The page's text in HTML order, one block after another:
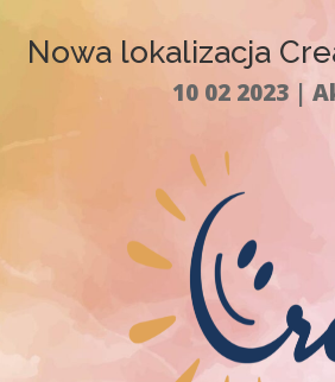
Nowa lokalizacja
10 02 2023